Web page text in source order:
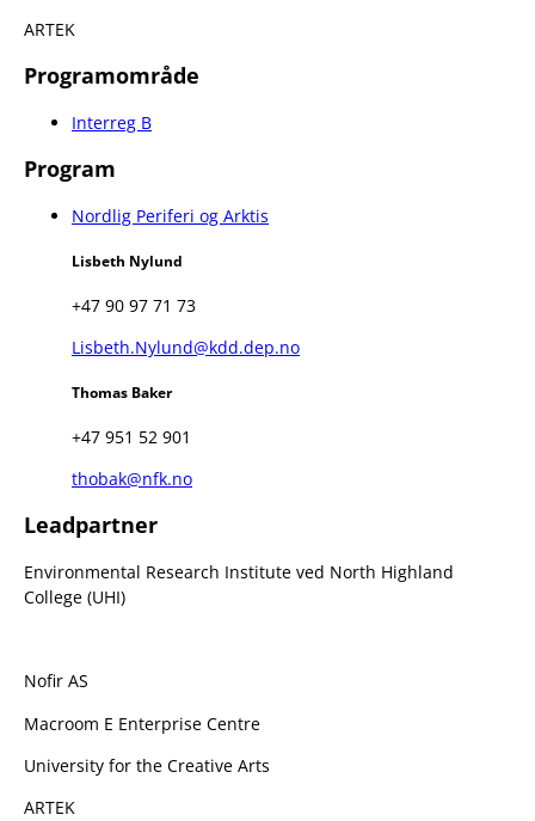
ARTEK
Programområde
Interreg B
Program
Nordlig Periferi og Arktis
Lisbeth Nylund
+47 90 97 71 73
Lisbeth.Nylund@kdd.dep.no
Thomas Baker
+47 951 52 901
thobak@nfk.no
Leadpartner
Environmental Research Institute ved North Highland
College (UHI)
Nofir AS
Macroom E Enterprise Centre
University for the Creative Arts
ARTEK